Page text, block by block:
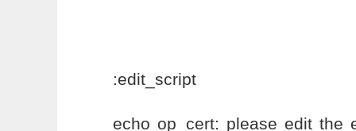
:edit_script
echo op_cert: please edit the